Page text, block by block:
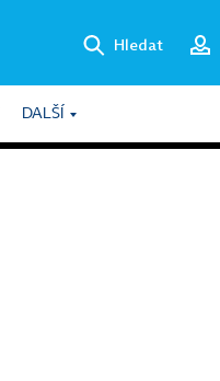
Hledat
DALŠÍ